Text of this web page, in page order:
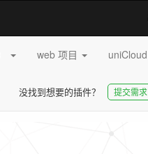
web 项目 uniCloud
没找到想要的插件？ 提交需求